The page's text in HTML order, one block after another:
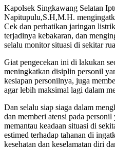
Kapolsek Singkawang Selatan
Napitupulu,S.H,M.H.
Cek dan perhatikan jaringan
terjadinya kebakaran, dan
selalu monitor situasi di sekitar
Giat pengecekan ini di lakukan
meningkatkan disiplin personil
kesiapan personilnya, juga
agar lebih maksimal lagi dalam
Dan selalu siap siaga dalam
dan memberi atensi pada
memantau keadaan situasi di
estimed terhadap tahanan di
kesehatan dan keselamatan diri